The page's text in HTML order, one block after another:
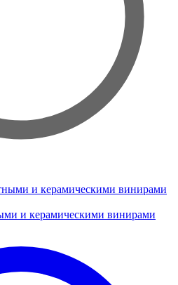
и керамическими винирами